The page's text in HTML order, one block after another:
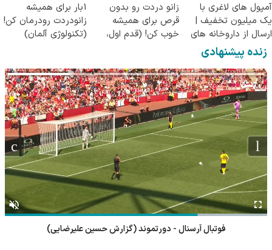
کاهش وزن
آمپول های لاغری با
یک میلیون تخفیف |
ارسال از داروخانه های
معتبر
زانو دردت رو بدون
قرص برای همیشه
خوب کن! (قدم اول،
1بار برای همیشه
زانودردت رودرمان کن!
(تکنولوژی آلمان)
زنده پیشنهادی
فوتبال آرسنال - دورتموند (گزارش حسین علیرضایی)